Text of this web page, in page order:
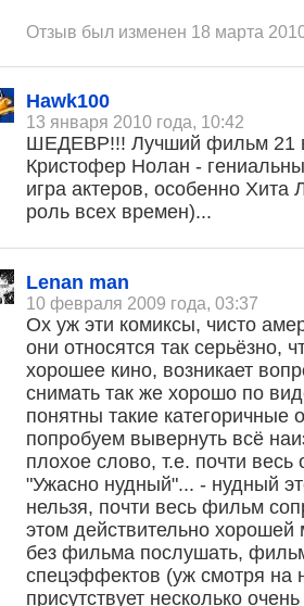
Отзыв был изменен 18 марта
Hawk100
13 января 2010 года, 10:42
ШЕДЕВР!!! Лучший фильм 21
Кристофер Нолан -
игра актеров, особенно
роль всех времен)...
Lenan man
10 февраля 2009 года, 03:37
Ох уж эти комиксы, чисто
они относятся так серьёзно,
хорошее кино, возникает
снимать так же хорошо по
понятны такие категоричные
попробуем вывернуть всё
плохое слово, т.е. почти
"Ужасно нудный"... - нудный
нельзя, почти весь фильм
этом действительно
без фильма послушать,
спецэффектов (уж смотря на
присутствует несколько